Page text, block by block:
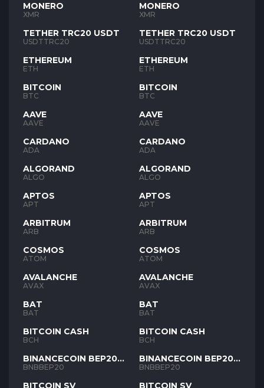
MONERO
XMR
TETHER TRC20 USDT
USDTTRC20
ETHEREUM
ETH
BITCOIN
BTC
AAVE
AAVE
CARDANO
ADA
ALGORAND
ALGO
APTOS
APT
ARBITRUM
ARB
COSMOS
ATOM
AVALANCHE
AVAX
BAT
BAT
BITCOIN CASH
BCH
BINANCECOIN BEP20
BNB
BNBBEP20
BITCOIN SV
MONERO
XMR
TETHER TRC20 USDT
USDTTRC20
ETHEREUM
ETH
BITCOIN
BTC
AAVE
AAVE
CARDANO
ADA
ALGORAND
ALGO
APTOS
APT
ARBITRUM
ARB
COSMOS
ATOM
AVALANCHE
AVAX
BAT
BAT
BITCOIN CASH
BCH
BINANCECOIN BEP20
BNB
BNBBEP20
BITCOIN SV